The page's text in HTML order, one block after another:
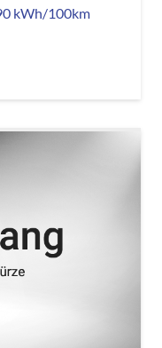
kWh/100km